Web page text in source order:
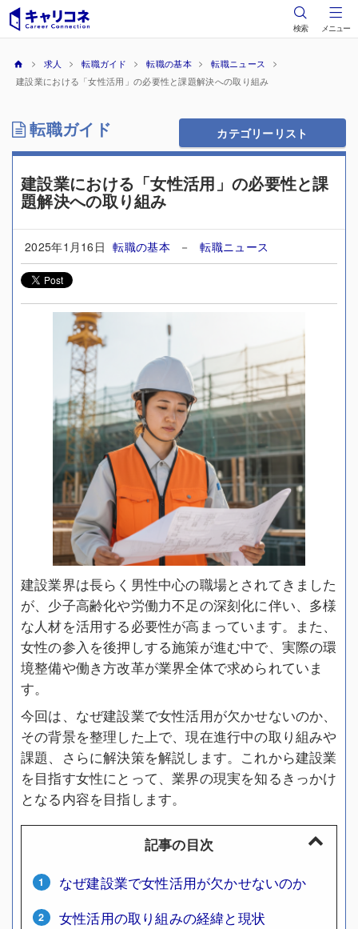
検索 メニュー
求人 転職ガイド 転職の基本
転職ニュース
建設業における「女性活用」の必要性と課題解決への取り組み
転職ガイド カテゴリーリスト
建設業における「女性活用」の必要性と課
題解決への取り組み
2025年1月16日 転職の基本 －転職ニュース
建設業界は長らく男性中心の職場とされてきました
が、少子高齢化や労働力不足の深刻化に伴い、多様
な人材を活用する必要性が高まっています。また、
女性の参入を後押しする施策が進む中で、実際の環
境整備や働き方改革が業界全体で求められていま
す。
今回は、なぜ建設業で女性活用が欠かせないのか、
その背景を整理した上で、現在進行中の取り組みや
課題、さらに解決策を解説します。これから建設業
を目指す女性にとって、業界の現実を知るきっかけ
となる内容を目指します。
記事の目次
なぜ建設業で女性活用が欠かせないのか
女性活用の取り組みの経緯と現状